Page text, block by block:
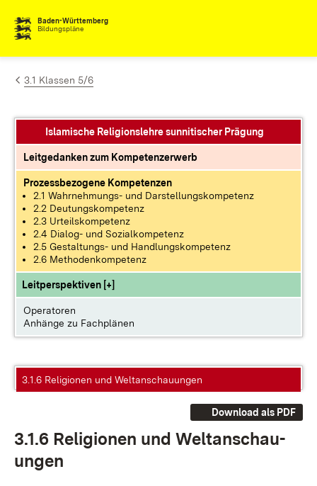
Zum Inhalt springen
Baden-Württemberg
Bildungspläne
3.1 Klassen 5/6
Islamische Religionslehre sunnitischer Prägung
Leitgedanken zum Kompetenzerwerb
Prozessbezogene Kompetenzen
2.1 Wahrnehmungs- und Darstellungskompetenz
2.2 Deutungskompetenz
2.3 Urteilskompetenz
2.4 Dialog- und Sozialkompetenz
2.5 Gestaltungs- und Handlungskompetenz
2.6 Methodenkompetenz
Leitperspektiven [+]
Operatoren
Anhänge zu Fachplänen
3.1.6 Religionen und Weltanschauungen
Download als PDF
3.1.6 Re­li­gio­nen und Welt­an­schau­
un­gen